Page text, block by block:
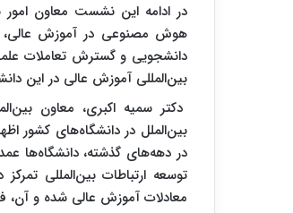
در ادامه این نشست معاون امور
هوش مصنوعی در آموزش عالی،
دانشجویی و گسترش تعاملات
بین‌المللی آموزش عالی در این
دکتر سمیه اکبری، معاون
بین‌الملل در دانشگاه‌های کشور
در دهه‌های گذشته، دانشگاه‌ها
توسعه ارتباطات بین‌المللی
معادلات آموزش عالی شده و